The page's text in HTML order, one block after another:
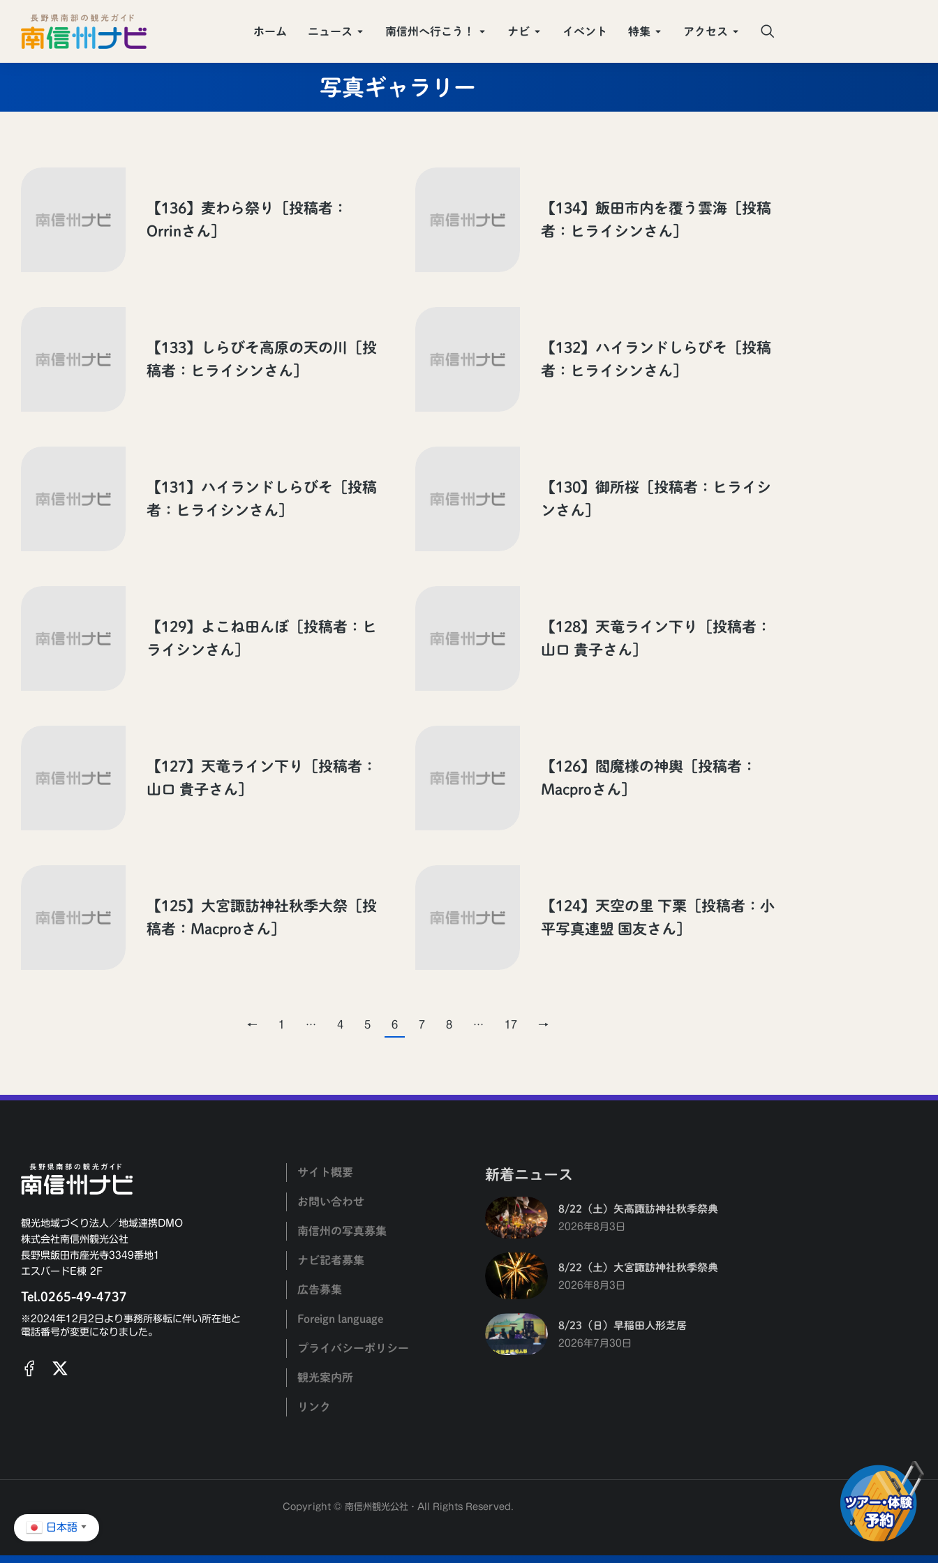
ホーム ニュース 南信州へ行こう！ ナビ イベント 特集 アクセス
写真ギャラリー
【136】麦わら祭り［投稿者：
Orrinさん］
【134】飯田市内を覆う雲海［投稿
者：ヒライシンさん］
【133】しらびそ高原の天の川［投
稿者：ヒライシンさん］
【132】ハイランドしらびそ［投稿
者：ヒライシンさん］
【131】ハイランドしらびそ［投稿
者：ヒライシンさん］
【130】御所桜［投稿者：ヒライシ
ンさん］
【129】よこね田んぼ［投稿者：ヒ
ライシンさん］
【128】天竜ライン下り［投稿者：
山口 貴子さん］
【127】天竜ライン下り［投稿者：
山口 貴子さん］
【126】閻魔様の神輿［投稿者：
Macproさん］
【125】大宮諏訪神社秋季大祭［投
稿者：Macproさん］
【124】天空の里 下栗［投稿者：小
平写真連盟 国友さん］
← 1 … 4 5 6 7 8 … 17 →
観光地域づくり法人／地域連携DMO
株式会社南信州観光公社
長野県飯田市座光寺3349番地1
エスバードE棟 2F
Tel.0265-49-4737
※2024年12月2日より事務所移転に伴い所在地と
電話番号が変更になりました。
サイト概要
お問い合わせ
南信州の写真募集
ナビ記者募集
広告募集
Foreign language
プライバシーポリシー
観光案内所
リンク
新着ニュース
8/22（土）矢高諏訪神社秋季祭典
2026年8月3日
8/22（土）大宮諏訪神社秋季祭典
2026年8月3日
8/23（日）早稲田人形芝居
2026年7月30日
Copyright © 南信州観光公社・All Rights Reserved.
日本語 ▼